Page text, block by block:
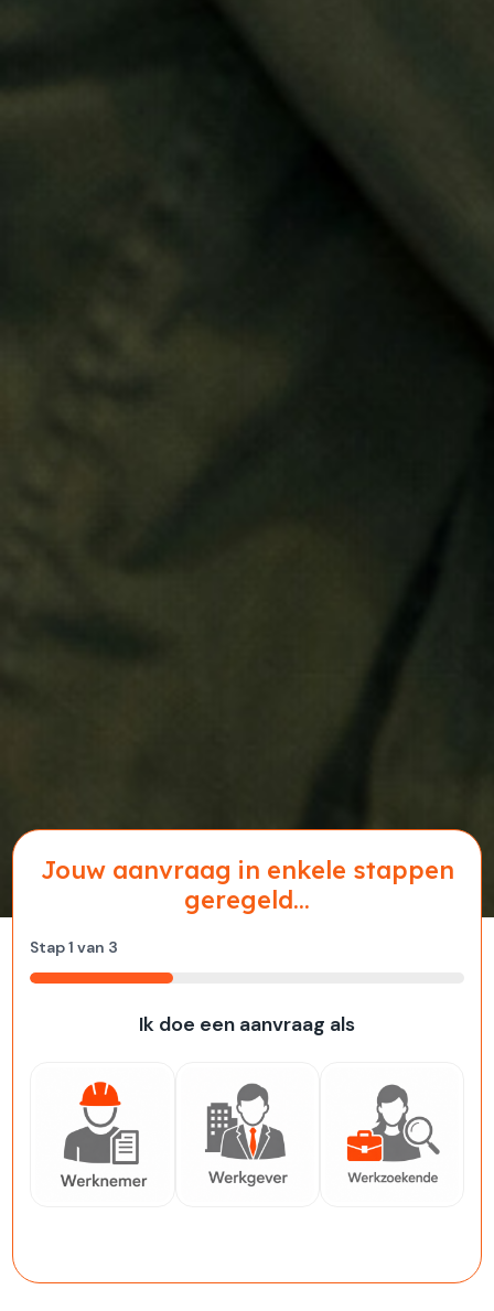
Jouw aanvraag in enkele stappen
geregeld...
Stap1 van 3
33%
Ik doe een aanvraag als